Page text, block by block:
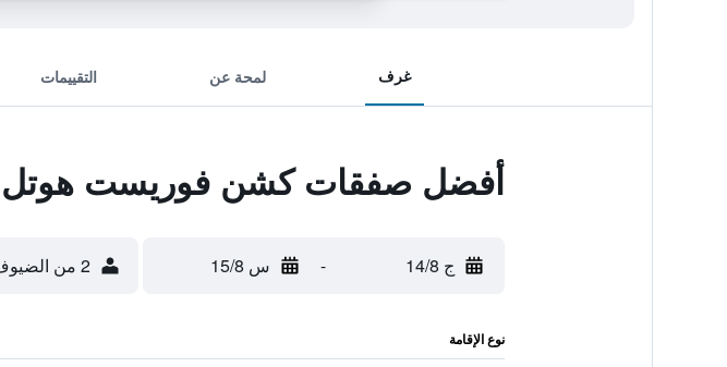
غرف لمحة عن التقييمات
أفضل صفقات كشن فوريست هوتل
ج 14/8 - س 15/8 2 من الضيوف، غرفة واحدة
نوع الإقامة